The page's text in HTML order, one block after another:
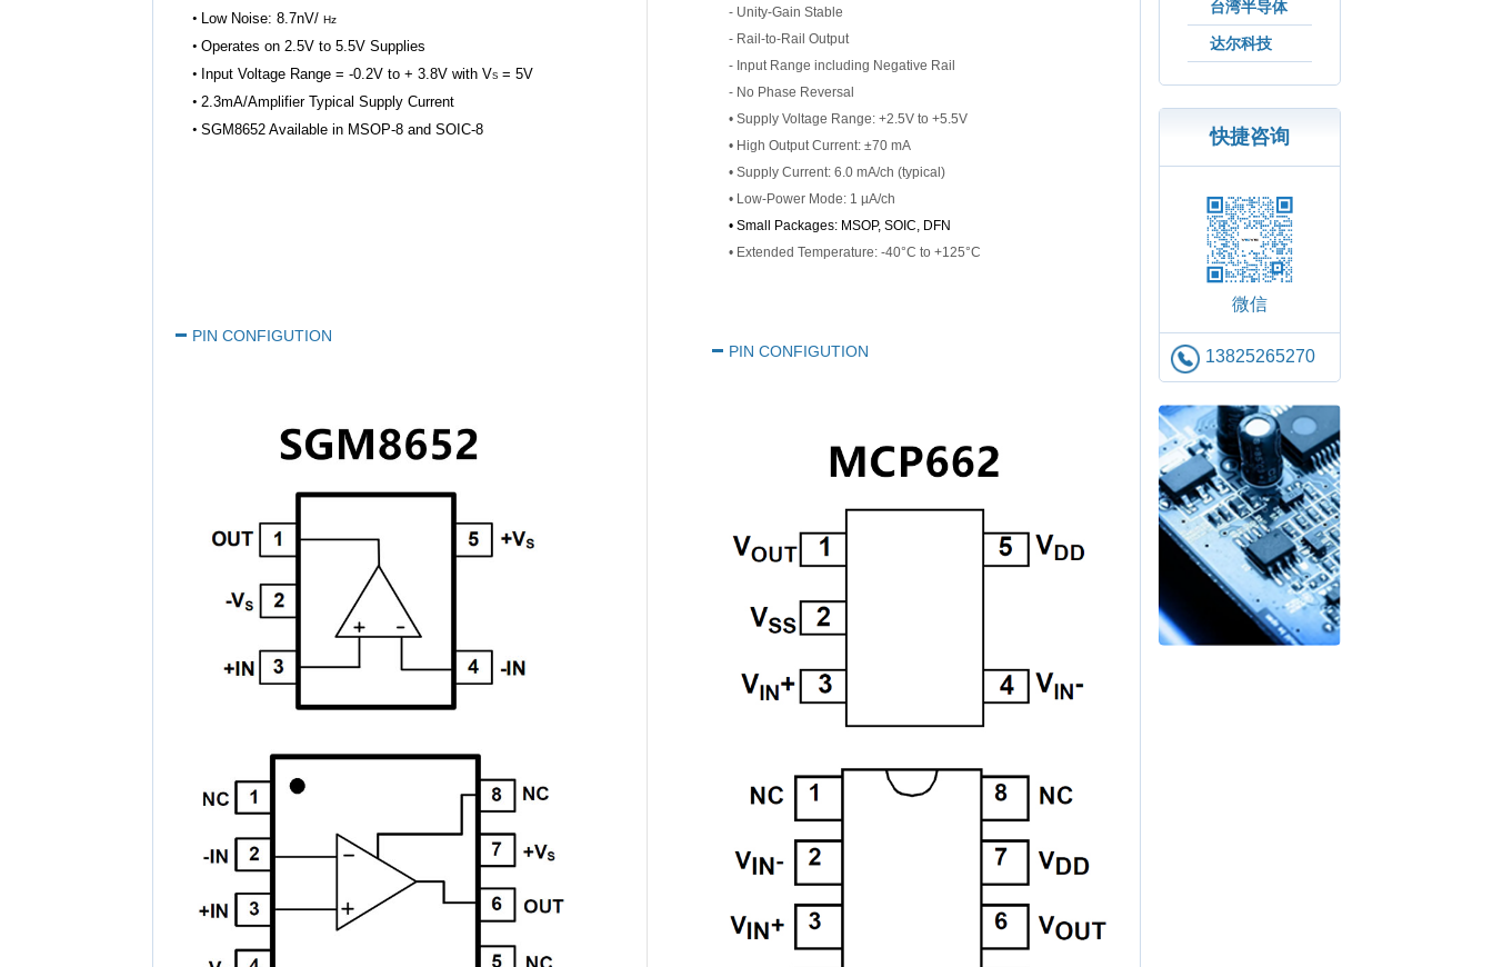
• Low Noise: 8.7nV/ Hz
• Operates on 2.5V to 5.5V Supplies
• Input Voltage Range = -0.2V to + 3.8V with VS = 5V
• 2.3mA/Amplifier Typical Supply Current
• SGM8652 Available in MSOP-8 and SOIC-8
PIN CONFIGUTION
- Unity-Gain Stable
- Rail-to-Rail Output
- Input Range including Negative Rail
- No Phase Reversal
• Supply Voltage Range: +2.5V to +5.5V
• High Output Current: ±70 mA
• Supply Current: 6.0 mA/ch (typical)
• Low-Power Mode: 1 µA/ch
• Small Packages: MSOP, SOIC, DFN
• Extended Temperature: -40°C to +125°C
PIN CONFIGUTION
台湾半导体
达尔科技
快捷咨询
微信
13825265270